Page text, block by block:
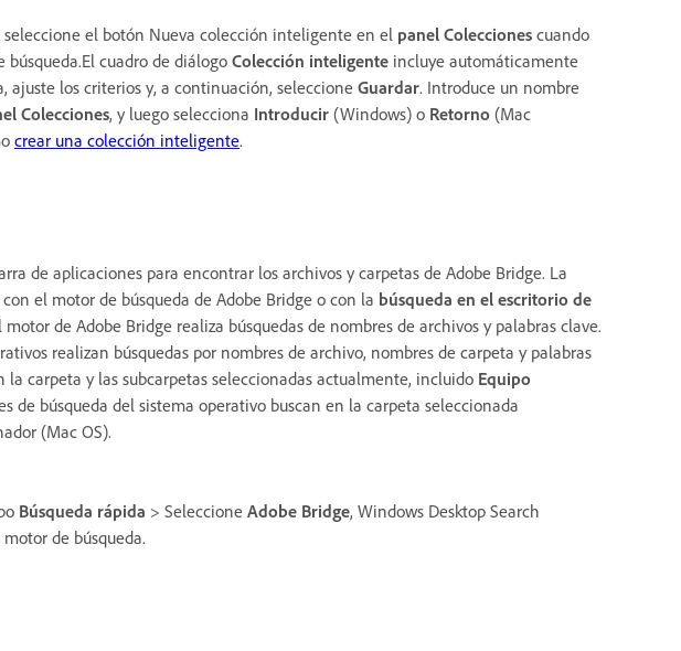
seleccione el botón Nueva colección inteligente en el panel Colecciones cuando
búsqueda.El cuadro de diálogoColección inteligente incluye automáticamente
ajuste los criterios y, a continuación, seleccione Guardar. Introduce un nombre
Colecciones, y luego selecciona Introducir (Windows) o Retorno (Mac
crear una colección inteligente.
de aplicaciones para encontrar los archivos y carpetas de Adobe Bridge. La
el motor de búsqueda de Adobe Bridge o con la búsqueda en el escritorio de
de Adobe Bridge realiza búsquedas de nombres de archivos y palabras clave.
realizan búsquedas por nombres de archivo, nombres de carpeta y palabras
la carpeta y las subcarpetas seleccionadas actualmente, incluido Equipo
de búsqueda del sistema operativo buscan en la carpeta seleccionada
(Mac OS).
Búsqueda rápida > Seleccione Adobe Bridge, Windows Desktop Search
de búsqueda.